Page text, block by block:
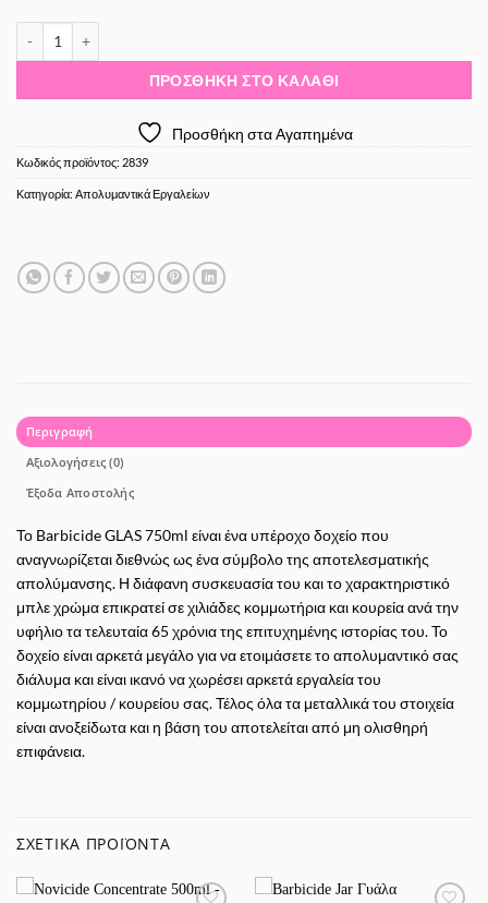
ΠΡΟΣΘΉΚΗ ΣΤΟ ΚΑΛΆΘΙ
Προσθήκη στα Αγαπημένα
Κωδικός προϊόντος: 2839
Κατηγορία: Απολυμαντικά Εργαλείων
Περιγραφή
Αξιολογήσεις (0)
Έξοδα Αποστολής
Το Barbicide GLAS 750ml είναι ένα υπέροχο δοχείο που
αναγνωρίζεται διεθνώς ως ένα σύμβολο της αποτελεσματικής
απολύμανσης. Η διάφανη συσκευασία του και το χαρακτηριστικό
μπλε χρώμα επικρατεί σε χιλιάδες κομμωτήρια και κουρεία ανά την
υφήλιο τα τελευταία 65 χρόνια της επιτυχημένης ιστορίας του. Το
δοχείο είναι αρκετά μεγάλο για να ετοιμάσετε το απολυμαντικό σας
διάλυμα και είναι ικανό να χωρέσει αρκετά εργαλεία του
κομμωτηρίου / κουρείου σας. Τέλος όλα τα μεταλλικά του στοιχεία
είναι ανοξείδωτα και η βάση του αποτελείται από μη ολισθηρή
επιφάνεια.
ΣΧΕΤΙΚΆ ΠΡΟΪΌΝΤΑ